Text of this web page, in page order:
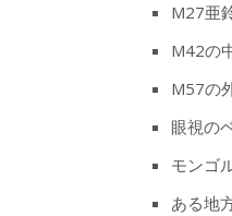
M27亜
M42の
M57の
眼視の
モンゴ
ある地